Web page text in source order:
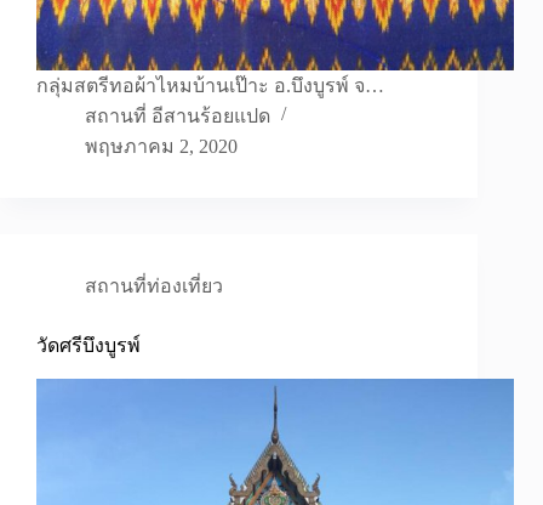
กลุ่มสตรีทอผ้าไหมบ้านเป๊าะ อ.บึงบูรพ์ จ…
สถานที่ อีสานร้อยแปด
พฤษภาคม 2, 2020
สถานที่ท่องเที่ยว
วัดศรีบึงบูรพ์